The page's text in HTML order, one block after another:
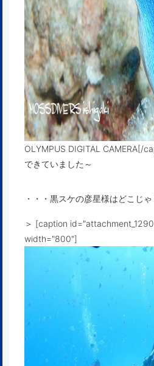
OLYMPUS DIGITAL CAMERA[/
できていました～
・・・黒スケの彦星様はどこじ
＞ [caption
width="800"]